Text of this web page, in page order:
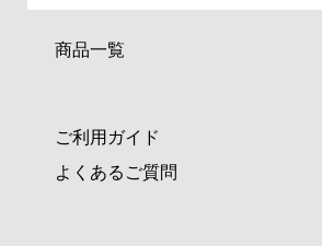
商品一覧
ご利用ガイド
よくあるご質問